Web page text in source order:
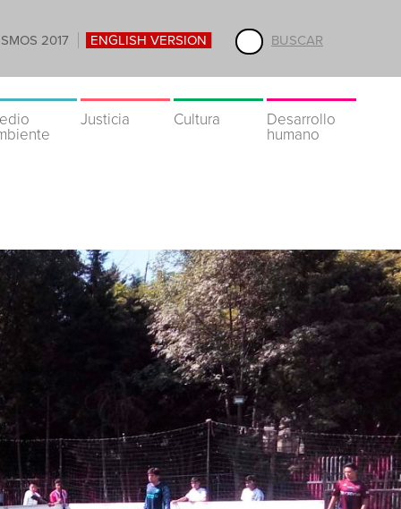
BUSCAR
2017 ENGLISH VERSION
Justicia Cultura
Desarrollo
humano